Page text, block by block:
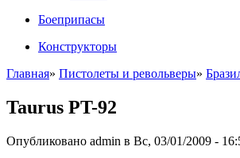
Боеприпасы
Конструкторы
Главная» Пистолеты и револьверы»
Taurus PT-92
Опубликовано admin в Вс, 03/01/2009 -